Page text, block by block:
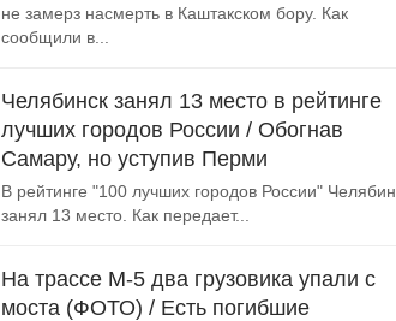
не замерз насмерть в Каштакском бору. Как
сообщили в...
Челябинск занял 13 место в рейтинге
лучших городов России / Обогнав
Самару, но уступив Перми
В рейтинге "100 лучших городов России"
занял 13 место. Как передает...
На трассе М-5 два грузовика упали с
моста (ФОТО) / Есть погибшие